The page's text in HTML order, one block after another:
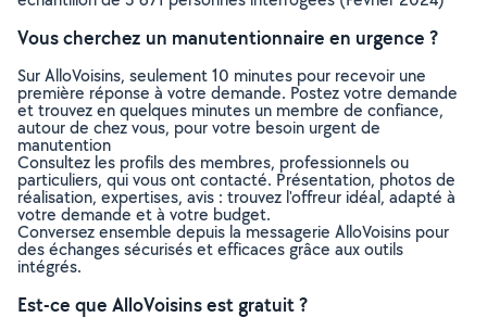
Vous cherchez un manutentionnaire en urgence ?
Sur AlloVoisins, seulement 10 minutes pour recevoir une
première réponse à votre demande. Postez votre demande
et trouvez en quelques minutes un membre de confiance,
autour de chez vous, pour votre besoin urgent de
manutention
Consultez les profils des membres, professionnels ou
particuliers, qui vous ont contacté. Présentation, photos de
réalisation, expertises, avis : trouvez l'offreur idéal, adapté à
votre demande et à votre budget.
Conversez ensemble depuis la messagerie AlloVoisins pour
des échanges sécurisés et efficaces grâce aux outils
intégrés.
Est-ce que AlloVoisins est gratuit ?